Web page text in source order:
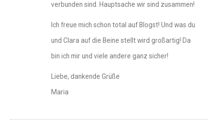
verbunden sind. Hauptsache wir sind zusammen!
Ich freue mich schon total auf Blogst! Und was du
und Clara auf die Beine stellt wird großartig! Da
bin ich mir und viele andere ganz sicher!
Liebe, dankende Grüße
Maria